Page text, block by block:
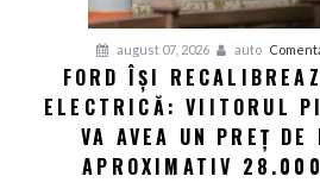
august 07, 2026 auto
FORD ÎȘI
ELECTRICĂ: VIITORUL
VA AVEA UN PREȚ DE
APROXIMATIV